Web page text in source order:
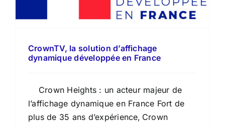
CrownTV, la solution d’affichage
dynamique développée en France
Crown Heights : un acteur majeur de
l’affichage dynamique en France Fort de
plus de 35 ans d’expérience, Crown